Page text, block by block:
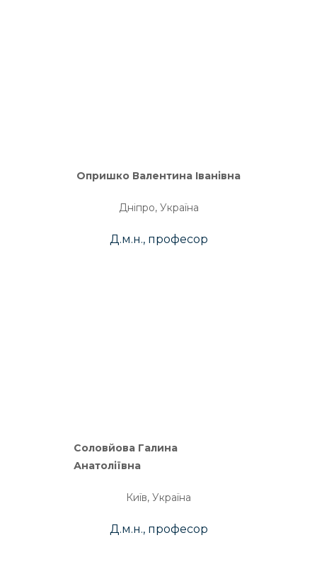
Опришко Валентина Іванівна
Дніпро, Україна
Д.м.н., професор
Соловйова Галина
Анатоліївна
Київ, Україна
Д.м.н., професор